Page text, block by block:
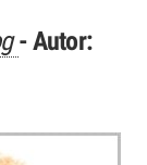
- Autor: